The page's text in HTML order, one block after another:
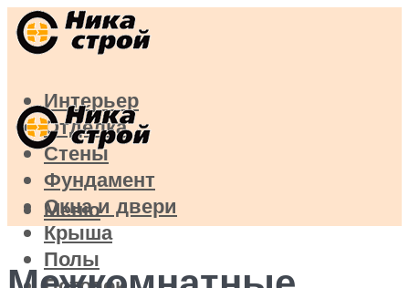
Интерьер
Отделка
Стены
Фундамент
Окна и двери
Крыша
Полы
Меню